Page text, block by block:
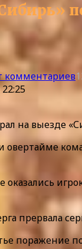
комментариев
на выезде
овертайме
оказались
прервала
поражение